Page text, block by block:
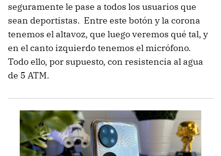
seguramente le pase a todos los usuarios que
sean deportistas. Entre este botón y la corona
tenemos el altavoz, que luego veremos qué tal, y
en el canto izquierdo tenemos el micrófono.
Todo ello, por supuesto, con resistencia al agua
de 5 ATM.